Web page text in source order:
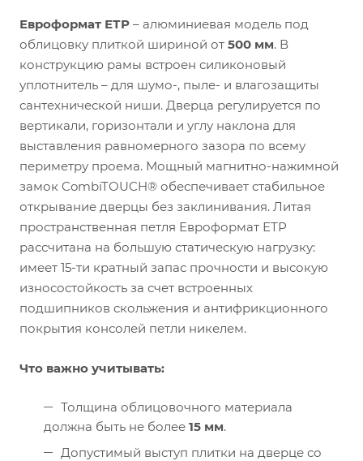
Евроформат ЕТР – алюминиевая модель под
облицовку плиткой шириной от 500 мм. В
конструкцию рамы встроен силиконовый
уплотнитель – для шумо-, пыле- и влагозащиты
сантехнической ниши. Дверца регулируется по
вертикали, горизонтали и углу наклона для
выставления равномерного зазора по всему
периметру проема. Мощный магнитно-нажимной
замок CombiTOUCH® обеспечивает стабильное
открывание дверцы без заклинивания. Литая
пространственная петля Евроформат ЕТР
рассчитана на большую статическую нагрузку:
имеет 15-ти кратный запас прочности и высокую
износостойкость за счет встроенных
подшипников скольжения и антифрикционного
покрытия консолей петли никелем.
Что важно учитывать:
Толщина облицовочного материала
должна быть не более 15 мм.
Допустимый выступ плитки на дверце со